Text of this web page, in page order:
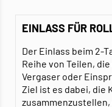
EINLASS FÜR
Der Einlass beim 2-
Reihe von Teilen,
Vergaser oder
Ziel ist es dabei, die